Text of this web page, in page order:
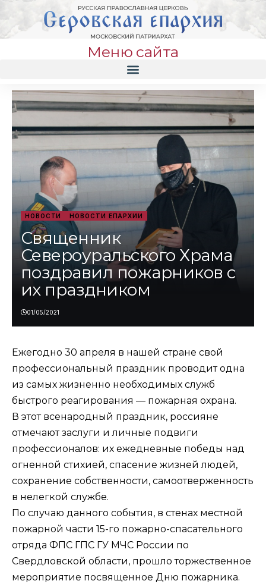
Меню сайта
НОВОСТИ НОВОСТИ ЕПАРХИИ
Священник
Североуральского Храма
поздравил пожарников с
их праздником
01/05/2021
Ежегодно 30 апреля в нашей стране свой
профессиональный праздник проводит одна
из самых жизненно необходимых служб
быстрого реагирования — пожарная охрана.
В этот всенародный праздник, россияне
отмечают заслуги и личные подвиги
профессионалов: их ежедневные победы над
огненной стихией, спасение жизней людей,
сохранение собственности, самоотверженность
в нелегкой службе.
По случаю данного события, в стенах местной
пожарной части 15-го пожарно-спасательного
отряда ФПС ГПС ГУ МЧС России по
Свердловской области, прошло торжественное
мероприятие посвященное Дню пожарника.